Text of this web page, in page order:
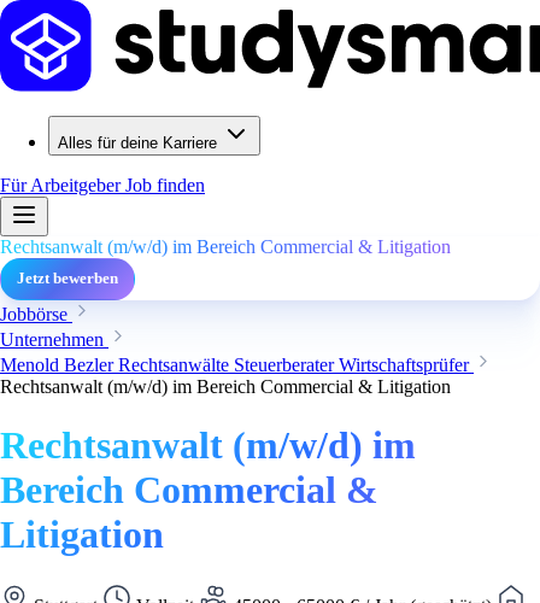
Alles für deine Karriere
Für ArbeitgeberJob finden
Rechtsanwalt (m/w/d) im Bereich Commercial & Litigation
Jetzt bewerben
Jobbörse
Unternehmen
Menold Bezler Rechtsanwälte Steuerberater Wirtschaftsprüfer
Rechtsanwalt (m/w/d) im Bereich Commercial & Litigation
Rechtsanwalt (m/w/d) im
Bereich Commercial &
Litigation